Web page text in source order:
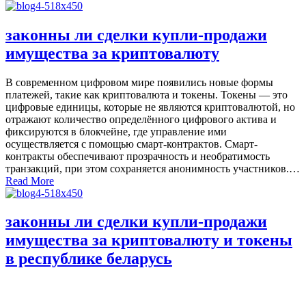
законны ли сделки купли-продажи
имущества за криптовалюту
В современном цифровом мире появились новые формы
платежей, такие как криптовалюта и токены. Токены — это
цифровые единицы, которые не являются криптовалютой, но
отражают количество определённого цифрового актива и
фиксируются в блокчейне, где управление ими
осуществляется с помощью смарт-контрактов. Смарт-
контракты обеспечивают прозрачность и необратимость
транзакций, при этом сохраняется анонимность участников.…
Read More
законны ли сделки купли-продажи
имущества за криптовалюту и токены
в республике беларусь